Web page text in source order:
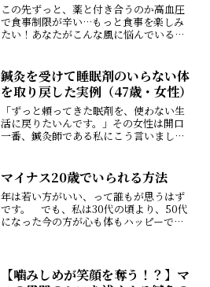
この先ずっと、薬と付き合うのか高血圧
で食事制限が辛い…もっと食事を楽しみ
たい！あなたがこんな風に悩んでいるな
をしている山口です。今回はどの家にも
絶対にある調味料とちょっ...
鍼灸を受けて睡眠剤のいらない体
を取り戻した実例（47歳・女性）
「ずっと頼ってきた眠剤を、使わない生
活に戻りたいんです。」その女性は開口
一番、鍼灸師である私にこう言いまし
夜になるとムクムクと心を支配して、眠
れない日が増えていき...
マイナス20歳でいられる方法
年は若い方がいい、って誰もが思うはず
です。 でも、私は30代の頃より、50代
になった今の方が心も体もハッピーで元
なさんは信じてくれま...
【噛みしめが笑顔を奪う！？】マ